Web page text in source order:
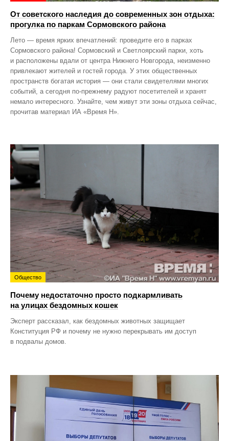
От советского наследия до современных зон отдыха:
прогулка по паркам Сормовского района
Лето — время ярких впечатлений: проведите его в парках
Сормовского района! Сормовский и Светлоярский парки, хоть
и расположены вдали от центра Нижнего Новгорода, неизменно
привлекают жителей и гостей города. У этих общественных
пространств богатая история — они стали свидетелями многих
событий, а сегодня по‑прежнему радуют посетителей и хранят
немало интересного. Узнайте, чем живут эти зоны отдыха сейчас,
прочитав материал ИА «Время Н».
Общество
Почему недостаточно просто подкармливать
на улицах бездомных кошек
Эксперт рассказал, как бездомных животных защищает
Конституция РФ и почему не нужно перекрывать им доступ
в подвалы домов.